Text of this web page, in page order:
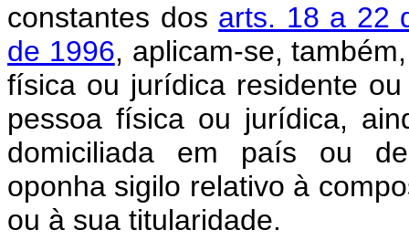
constantes dos arts. 18 a 22
de 1996, aplicam-se,
física ou jurídica residente
pessoa física ou jurídica,
domiciliada em país ou
oponha sigilo relativo à
ou à sua titularidade.